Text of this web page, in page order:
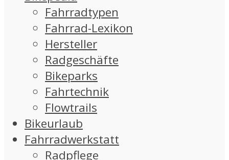
Fahrradtypen
Fahrrad-Lexikon
Hersteller
Radgeschäfte
Bikeparks
Fahrtechnik
Flowtrails
Bikeurlaub
Fahrradwerkstatt
Radpflege